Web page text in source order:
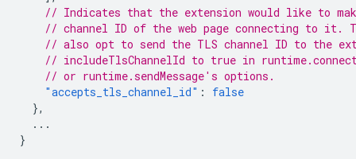
// Indicates that the extension would like to
// channel ID of the web page connecting to it.
// also opt to send the TLS channel ID to the
// includeTlsChannelId to true in
// or runtime.sendMessage's options.
"accepts_tls_channel_id" :
false
},
...
}